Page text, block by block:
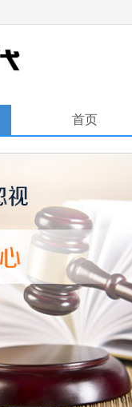
首页